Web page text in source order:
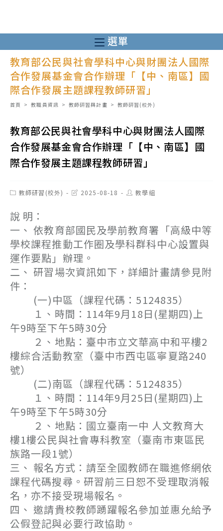
至
主
要
選單
教育部公民與社會學科中心與財團法人國際
合作發展基金會合作辦理「【中、南區】國
際合作發展主題課程教師研習」
首頁 > 教職員資訊 > 教師研習與計畫 > 教師研習(校外)
教育部公民與社會學科中心與財團法人國際
合作發展基金會合作辦理「【中、南區】國
際合作發展主題課程教師研習」
Post教師研習(校外)
Post2025-08-18
Post教學組
說 明：
一、 依教育部國民及學前教育署「高級中等
學校課程推動工作圈及學科群科中心設置與
運作要點」辦理。
二、 研習場次資訊如下，詳細計畫請參見附
件：
(一)中區（課程代碼：5124835）
１、時間：114年9月18日(星期四)上
午9時至下午5時30分
２、地點：臺中市立文華高中和平樓2
樓綜合活動教室（臺中市西屯區寧夏路240
號）
(二)南區（課程代碼：5124835）
１、時間：114年9月25日(星期四)上
午9時至下午5時30分
２、地點：國立臺南一中 人文教育大
樓1樓公民與社會專科教室（臺南市東區民
族路一段1號）
三、 報名方式：請至全國教師在職進修網依
課程代碼搜尋。研習前三日恕不受理取消報
名，亦不接受現場報名。
四、 邀請貴校教師踴躍報名參加並惠允給予
公假登記與必要行政協助。